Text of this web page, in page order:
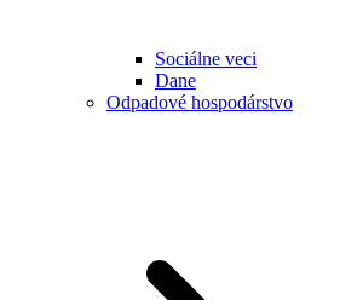
Sociálne veci
Dane
Odpadové hospodárstvo